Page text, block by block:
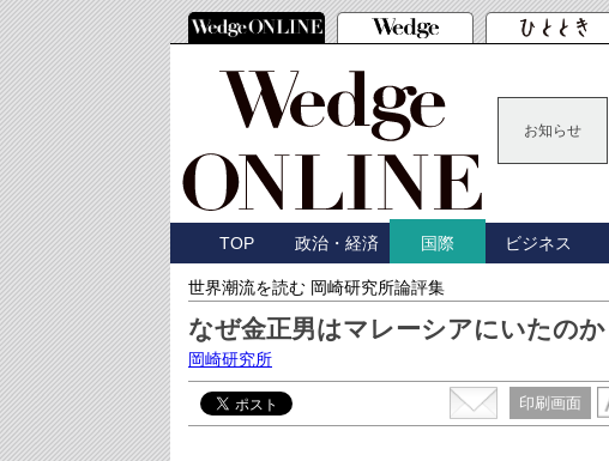
お知らせ
TOP 政治・経済 国際 ビジネス
世界潮流を読む 岡崎研究所論評集
なぜ金正男はマレーシアにいたのか
岡崎研究所
印刷画面